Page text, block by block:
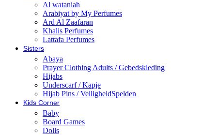
Al wataniah
Arabiyat by My Perfumes
Ard Al Zaafaran
Khalis Perfumes
Lattafa Perfumes
Sisters
Abaya
Prayer Clothing Adults / Gebedskleding
Hijabs
Underscarf / Kapje
Hijab Pins / VeiligheidSpelden
Kids Corner
Baby
Board Games
Dolls